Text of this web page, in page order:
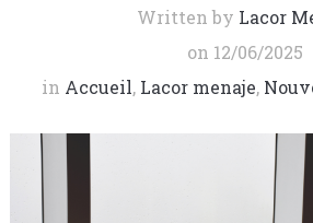
Written by Lacor
on 12/06/2025
in Accueil, Lacor menaje,